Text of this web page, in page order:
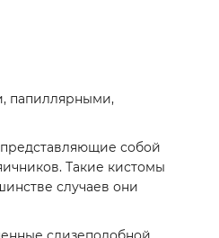
папиллярными,
собой
Такие кистомы
случаев они